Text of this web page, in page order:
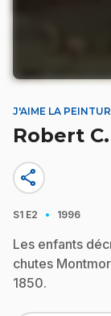
J'AIME LA
Robert
share
S1 E2 · 1996
Les enfants
chutes
1850.